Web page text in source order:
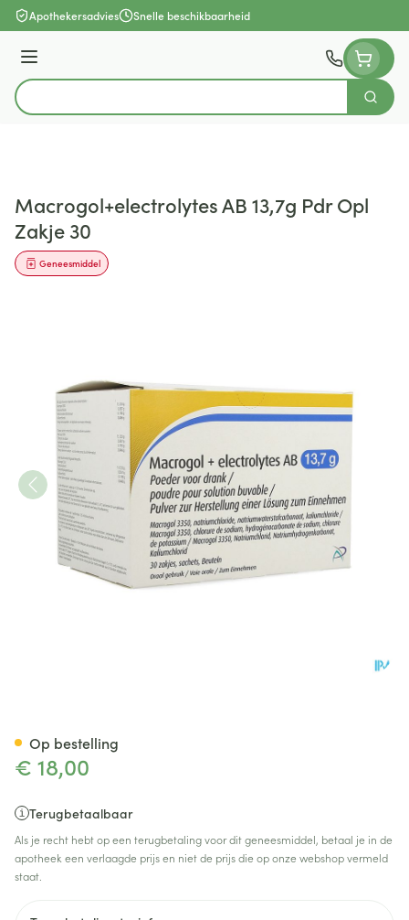
Ga naar de inhoud
Apothekersadvies Snelle beschikbaarheid
Menu
Product, merk, categorie...
Zoek
Macrogol+electrolytes AB 13,7g Pdr Opl
Zakje 30
Geneesmiddel
€ 18,00
Terugbetaalbaar
Als je recht hebt op een terugbetaling voor dit geneesmiddel, betaal je in de
apotheek een verlaagde prijs en niet de prijs die op onze webshop vermeld
staat.
Op bestelling